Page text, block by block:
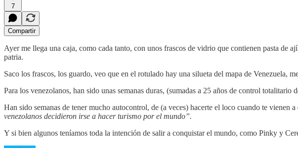
7
Compartir
Ayer me llega una caja, como cada tanto, con unos frascos de vidrio que contienen pasta de
patria.
Saco los frascos, los guardo, veo que en el rotulado hay una silueta del mapa de Venezuela,
Para los venezolanos, han sido unas semanas duras, (sumadas a 25 años de control
Han sido semanas de tener mucho autocontrol, de (a veces) hacerte el loco cuando te
venezolanos decidieron irse a hacer turismo por el mundo”.
Y si bien algunos teníamos toda la intención de salir a conquistar el mundo, como Pinky y